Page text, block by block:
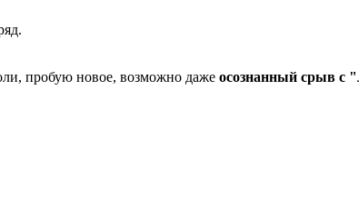
пробую новое, возможно даже осознанный срыв с